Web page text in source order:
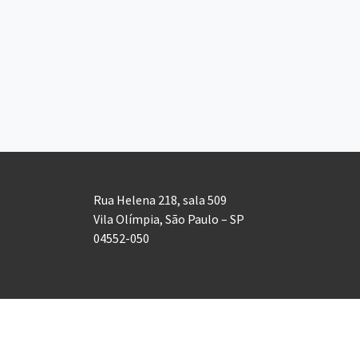
Rua Helena 218, sala 509
Vila Olímpia, São Paulo – SP
04552-050